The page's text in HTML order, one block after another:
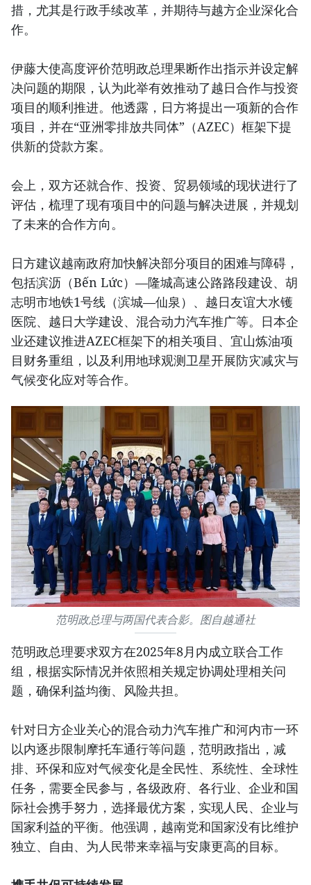
措，尤其是行政手续改革，并期待与越方企业深化合
作。
伊藤大使高度评价范明政总理果断作出指示并设定解
决问题的期限，认为此举有效推动了越日合作与投资
项目的顺利推进。他透露，日方将提出一项新的合作
项目，并在“亚洲零排放共同体”（AZEC）框架下提
供新的贷款方案。
会上，双方还就合作、投资、贸易领域的现状进行了
评估，梳理了现有项目中的问题与解决进展，并规划
了未来的合作方向。
日方建议越南政府加快解决部分项目的困难与障碍，
包括滨沥（Bến Lức）—隆城高速公路路段建设、胡
志明市地铁1号线（滨城—仙泉）、越日友谊大水镬
医院、越日大学建设、混合动力汽车推广等。日本企
业还建议推进AZEC框架下的相关项目、宜山炼油项
目财务重组，以及利用地球观测卫星开展防灾减灾与
气候变化应对等合作。
范明政总理与两国代表合影。图自越通社
范明政总理要求双方在2025年8月内成立联合工作
组，根据实际情况并依照相关规定协调处理相关问
题，确保利益均衡、风险共担。
针对日方企业关心的混合动力汽车推广和河内市一环
以内逐步限制摩托车通行等问题，范明政指出，减
排、环保和应对气候变化是全民性、系统性、全球性
任务，需要全民参与，各级政府、各行业、企业和国
际社会携手努力，选择最优方案，实现人民、企业与
国家利益的平衡。他强调，越南党和国家没有比维护
独立、自由、为人民带来幸福与安康更高的目标。